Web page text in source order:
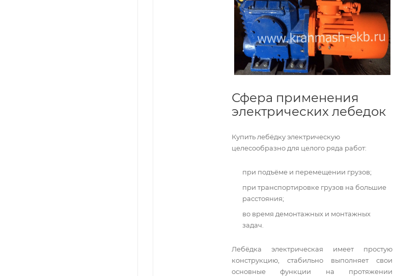
Сфера применения
электрических лебедок
Купить лебёдку электрическую
целесообразно для целого ряда работ:
при подъёме и перемещении грузов;
при транспортировке грузов на большие
расстояния;
во время демонтажных и монтажных
задач.
Лебёдка электрическая имеет простую
конструкцию, стабильно выполняет свои
основные функции на протяжении